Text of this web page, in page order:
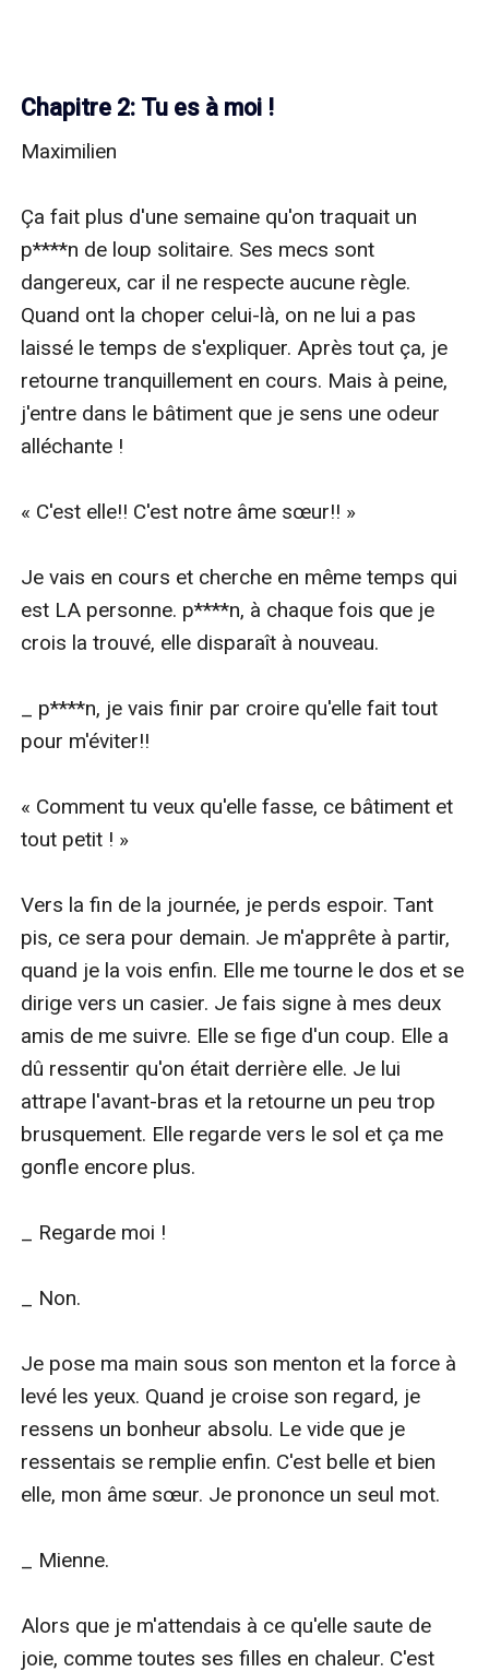
Chapitre 2: Tu es à moi !
Maximilien
Ça fait plus d'une semaine qu'on traquait un
p****n de loup solitaire. Ses mecs sont
dangereux, car il ne respecte aucune règle.
Quand ont la choper celui-là, on ne lui a pas
laissé le temps de s'expliquer. Après tout ça, je
retourne tranquillement en cours. Mais à peine,
j'entre dans le bâtiment que je sens une odeur
alléchante !
« C'est elle!! C'est notre âme sœur!! »
Je vais en cours et cherche en même temps qui
est LA personne. p****n, à chaque fois que je
crois la trouvé, elle disparaît à nouveau.
_ p****n, je vais finir par croire qu'elle fait tout
pour m'éviter!!
« Comment tu veux qu'elle fasse, ce bâtiment et
tout petit ! »
Vers la fin de la journée, je perds espoir. Tant
pis, ce sera pour demain. Je m'apprête à partir,
quand je la vois enfin. Elle me tourne le dos et se
dirige vers un casier. Je fais signe à mes deux
amis de me suivre. Elle se fige d'un coup. Elle a
dû ressentir qu'on était derrière elle. Je lui
attrape l'avant-bras et la retourne un peu trop
brusquement. Elle regarde vers le sol et ça me
gonfle encore plus.
_ Regarde moi !
_ Non.
Je pose ma main sous son menton et la force à
levé les yeux. Quand je croise son regard, je
ressens un bonheur absolu. Le vide que je
ressentais se remplie enfin. C'est belle et bien
elle, mon âme sœur. Je prononce un seul mot.
_ Mienne.
Alors que je m'attendais à ce qu'elle saute de
joie, comme toutes ses filles en chaleur. C'est